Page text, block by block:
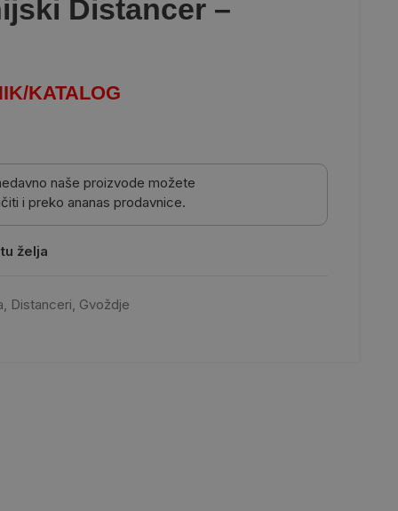
Distancer –
KATALOG
naše proizvode možete
i preko ananas prodavnice.
želja
, Distanceri, Gvoždje